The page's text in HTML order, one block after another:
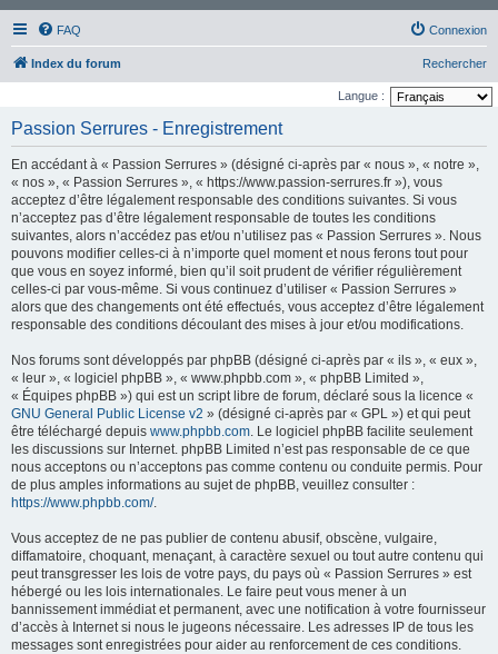
FAQ Connexion
Index du forum Rechercher
Langue :
Passion Serrures - Enregistrement
En accédant à « Passion Serrures » (désigné ci-après par « nous », « notre »,
« nos », « Passion Serrures », « https://www.passion-serrures.fr »), vous
acceptez d’être légalement responsable des conditions suivantes. Si vous
n’acceptez pas d’être légalement responsable de toutes les conditions
suivantes, alors n’accédez pas et/ou n’utilisez pas « Passion Serrures ». Nous
pouvons modifier celles-ci à n’importe quel moment et nous ferons tout pour
que vous en soyez informé, bien qu’il soit prudent de vérifier régulièrement
celles-ci par vous-même. Si vous continuez d’utiliser « Passion Serrures »
alors que des changements ont été effectués, vous acceptez d’être légalement
responsable des conditions découlant des mises à jour et/ou modifications.
Nos forums sont développés par phpBB (désigné ci-après par « ils », « eux »,
« leur », « logiciel phpBB », « www.phpbb.com », « phpBB Limited »,
« Équipes phpBB ») qui est un script libre de forum, déclaré sous la licence «
GNU General Public License v2 » (désigné ci-après par « GPL ») et qui peut
être téléchargé depuis www.phpbb.com. Le logiciel phpBB facilite seulement
les discussions sur Internet. phpBB Limited n’est pas responsable de ce que
nous acceptons ou n’acceptons pas comme contenu ou conduite permis. Pour
de plus amples informations au sujet de phpBB, veuillez consulter :
https://www.phpbb.com/.
Vous acceptez de ne pas publier de contenu abusif, obscène, vulgaire,
diffamatoire, choquant, menaçant, à caractère sexuel ou tout autre contenu qui
peut transgresser les lois de votre pays, du pays où « Passion Serrures » est
hébergé ou les lois internationales. Le faire peut vous mener à un
bannissement immédiat et permanent, avec une notification à votre fournisseur
d’accès à Internet si nous le jugeons nécessaire. Les adresses IP de tous les
messages sont enregistrées pour aider au renforcement de ces conditions.